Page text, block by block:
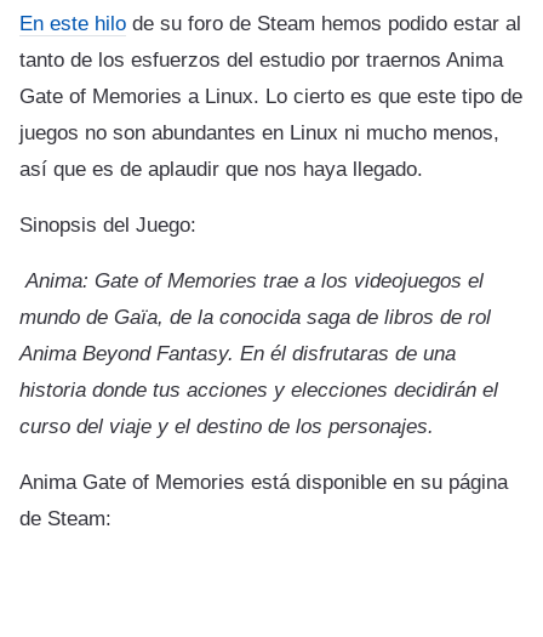
En este hilo de su foro de Steam hemos podido estar al
tanto de los esfuerzos del estudio por traernos Anima
Gate of Memories a Linux. Lo cierto es que este tipo de
juegos no son abundantes en Linux ni mucho menos,
así que es de aplaudir que nos haya llegado.
Sinopsis del Juego:
Anima: Gate of Memories trae a los videojuegos el
mundo de Gaïa, de la conocida saga de libros de rol
Anima Beyond Fantasy. En él disfrutaras de una
historia donde tus acciones y elecciones decidirán el
curso del viaje y el destino de los personajes.
Anima Gate of Memories está disponible en su página
de Steam: